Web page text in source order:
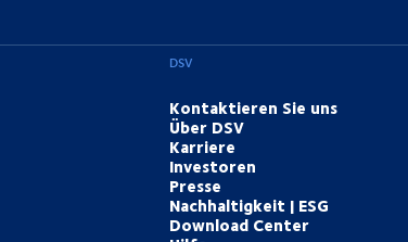
DSV
Kontaktieren Sie uns
Über DSV
Karriere
Investoren
Presse
Nachhaltigkeit | ESG
Download Center